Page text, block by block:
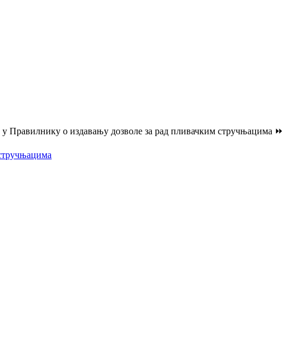
Правилнику о издавању дозволе за рад пливачким стручњацима ⏩